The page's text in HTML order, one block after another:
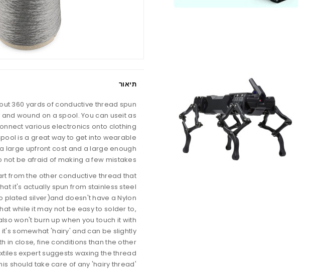
תיאור
360 yards of conductive thread spun
wound on a spool. You can useit as
various electronics onto clothing
is a great way to get into wearable
large upfront cost and a large enough
not be afraid of making a few mistakes.
from the other conductive thread that
it's actually spun from stainless steel
plated silver)and doesn't have a Nylon
while it may not be easy to solder to,
won't burn up when you touch it with
somewhat 'hairy' and can be slightly
in close, fine conditions than the other
expert suggests waxing the thread
should take care of any 'hairy thread'